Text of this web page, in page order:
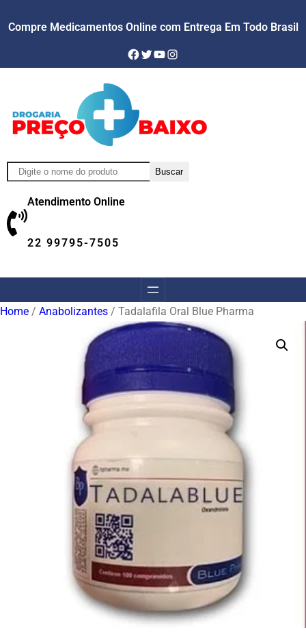
Compre Medicamentos Online com Entrega Em Todo Brasil
Facebook
Twitter
YouTube
Instagram
Pesquisar Buscar
Atendimento Online
22 99795-7505
Home / Anabolizantes / Tadalafila Oral Blue Pharma